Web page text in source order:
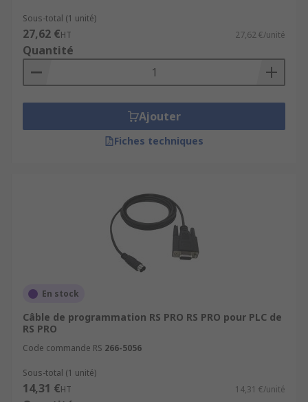
Sous-total (1 unité)
27,62 €HT 27,62 €/unité
Quantité
Ajouter
Fiches techniques
En stock
Câble de programmation RS PRO RS PRO pour PLC de
RS PRO
Code commande RS 266-5056
Sous-total (1 unité)
14,31 €HT 14,31 €/unité